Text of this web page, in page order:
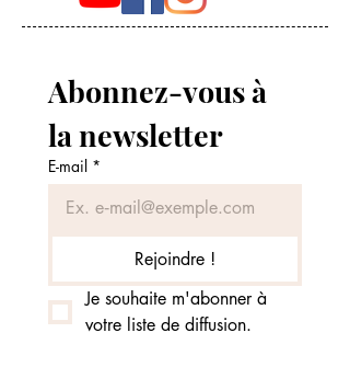
Abonnez-vous à
la newsletter
E-mail *
Rejoindre !
Je souhaite m'abonner à
votre liste de diffusion.